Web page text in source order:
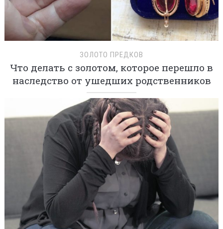
ЗОЛОТО ПРЕДКОВ
Что делать с золотом, которое перешло в
наследство от ушедших родственников